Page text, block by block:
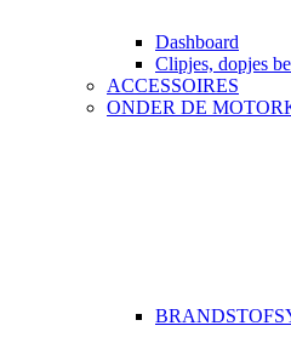
Dashboard
Clipjes, dopjes
ACCESSOIRES
ONDER DE